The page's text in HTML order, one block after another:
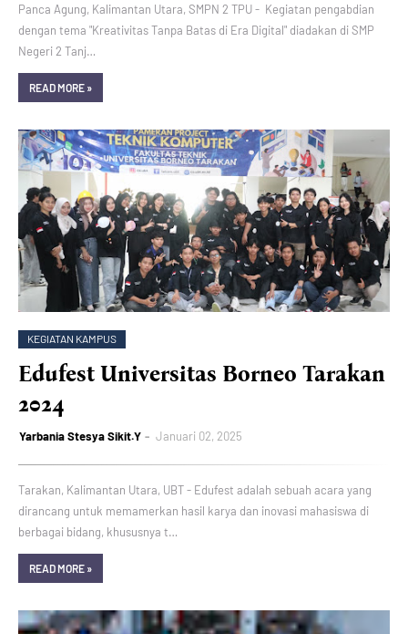
Panca Agung, Kalimantan Utara, SMPN 2 TPU - Kegiatan pengabdian
dengan tema "Kreativitas Tanpa Batas di Era Digital" diadakan di SMP
Negeri 2 Tanj…
READ MORE »
KEGIATAN KAMPUS
Edufest Universitas Borneo Tarakan
2024
Yarbania Stesya Sikit.Y Januari 02, 2025
Tarakan, Kalimantan Utara, UBT - Edufest adalah sebuah acara yang
dirancang untuk memamerkan hasil karya dan inovasi mahasiswa di
berbagai bidang, khususnya t…
READ MORE »